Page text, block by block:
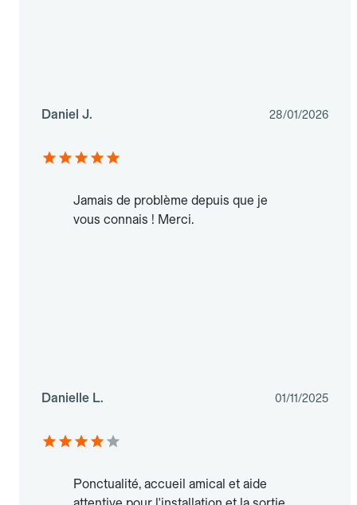
Daniel J. 28/01/2026
Jamais de problème depuis que je
vous connais ! Merci.
Danielle L. 01/11/2025
Ponctualité, accueil amical et aide